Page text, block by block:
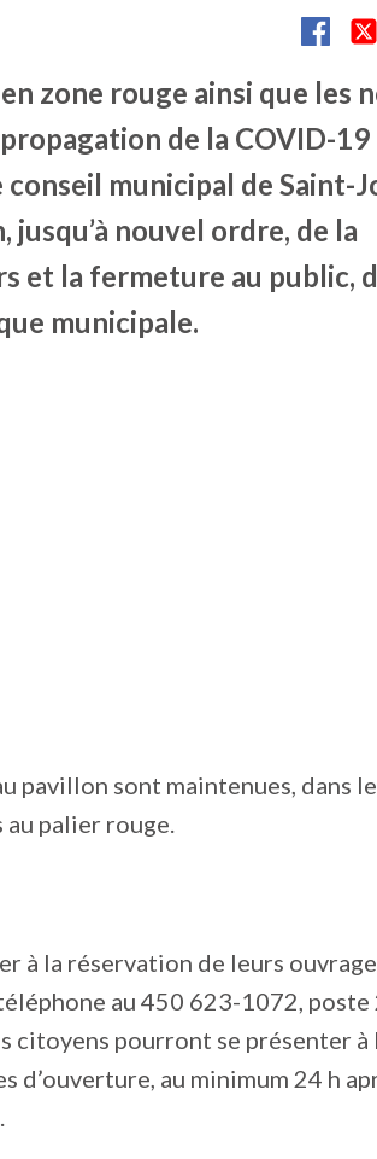
zone rouge ainsi que les
de la COVID-
municipal de Saint-
jusqu’à nouvel ordre, de la
et la fermeture au public,
municipale.
pavillon sont maintenues, dans
palier rouge.
à la réservation de leurs
au 450 623-1072,
citoyens pourront se présenter à
d’ouverture, au minimum 24 h